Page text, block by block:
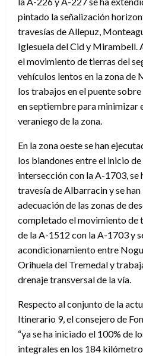
pintado la señalización
travesías de Allepuz,
Iglesuela del Cid y Mirambell.
el movimiento de tierras del
vehículos lentos en la zona de
los trabajos en el puente
en septiembre para minimizar
veraniego de la zona.
En la zona oeste se han
los blandones entre el inicio
intersección con la A-1703, se
travesía de Albarracin y se
adecuación de las zonas de
completado el movimiento de
de la A-1512 con la A-1703 y
acondicionamiento entre
Orihuela del Tremedal y
drenaje transversal de la vía.
Respecto al conjunto de la
Itinerario 9, el consejero de
“ya se ha iniciado el 100% de
integrales en los 184